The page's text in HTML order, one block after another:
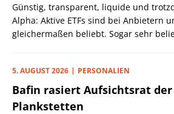
Günstig, transparent, liquide und
Alpha: Aktive ETFs sind bei Anbietern
gleichermaßen beliebt. Sogar sehr
5. AUGUST 2026 PERSONALIEN
Bafin rasiert Aufsichtsrat
Plankstetten